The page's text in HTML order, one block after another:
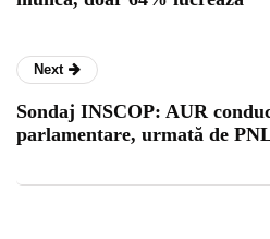
Next
Sondaj INSCOP: AUR
parlamentare, urmată de